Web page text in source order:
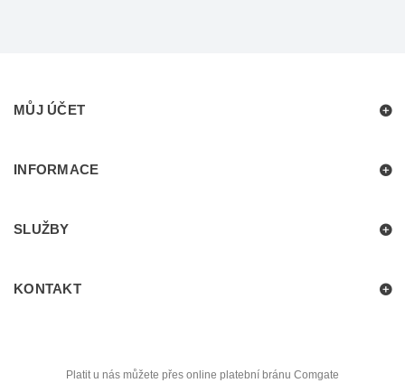
MŮJ ÚČET
INFORMACE
SLUŽBY
KONTAKT
Platit u nás můžete přes online platební bránu Comgate